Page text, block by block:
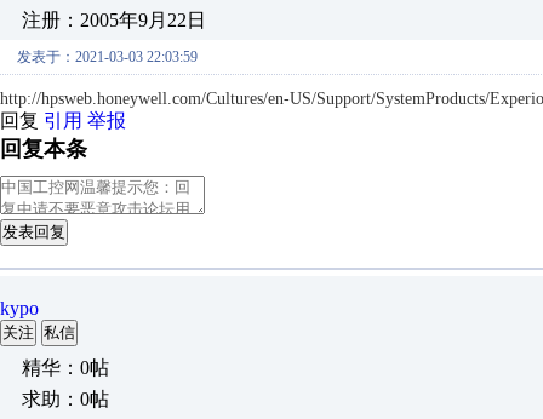
注册：2005年9月22日
发表于：2021-03-03 22:03:59
http://hpsweb.honeywell.com/Cultures/en-US/Support/SystemProducts/
回复 引用 举报
回复本条
发表回复
kypo
关注 私信
精华：0帖
求助：0帖